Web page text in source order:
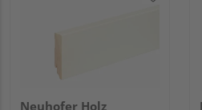
Neuhofer Holz